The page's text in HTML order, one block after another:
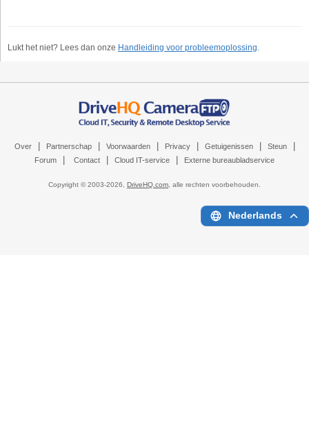
Lukt het niet? Lees dan onze Handleiding voor probleemoplossing.
Over Partnerschap Voorwaarden Privacy Getuigenissen Steun
Forum Contact Cloud IT-service Externe bureaubladservice
Copyright © 2003-2026, DriveHQ.com , alle rechten voorbehouden.
Nederlands